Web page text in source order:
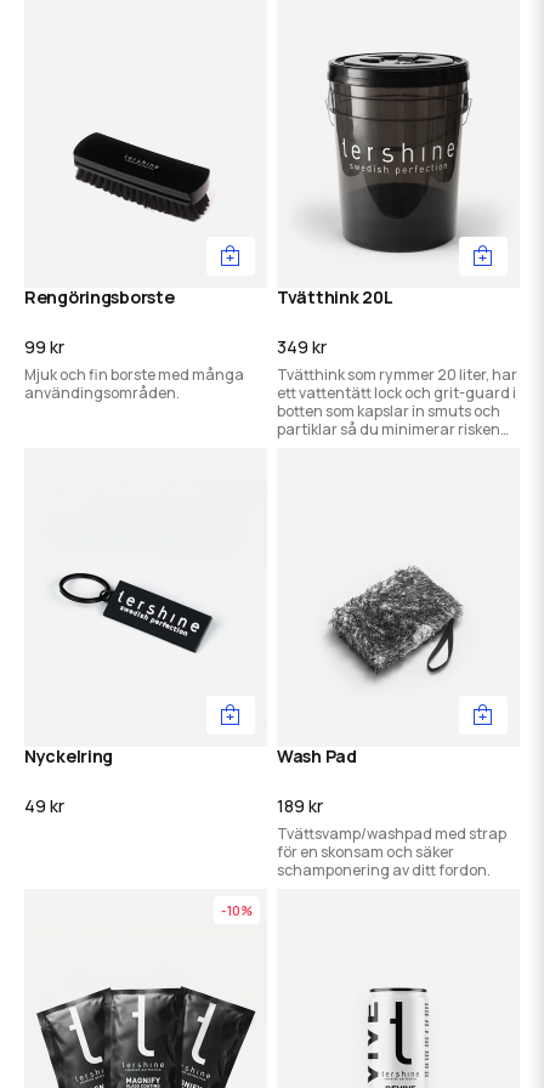
Rengöringsborste
99 kr
Mjuk och fin borste med många
användingsområden.
Tvätthink 20L
349 kr
Tvätthink som rymmer 20 liter, har
ett vattentätt lock och grit-guard i
botten som kapslar in smuts och
partiklar så du minimerar risken
Nyckelring
49 kr
Wash Pad
189 kr
Tvättsvamp/washpad med strap
för en skonsam och säker
schamponering av ditt fordon.
-10%